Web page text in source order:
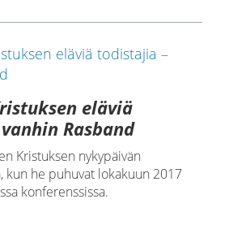
eläviä
Rasband
Kristuksen nykypäivän
kun he puhuvat lokakuun 2017
konferenssissa.